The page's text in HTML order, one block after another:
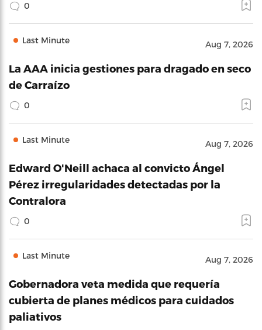
0
Last Minute Aug 7, 2026
La AAA inicia gestiones para dragado en seco
de Carraízo
0
Last Minute Aug 7, 2026
Edward O'Neill achaca al convicto Ángel
Pérez irregularidades detectadas por la
Contralora
0
Last Minute Aug 7, 2026
Gobernadora veta medida que requería
cubierta de planes médicos para cuidados
paliativos